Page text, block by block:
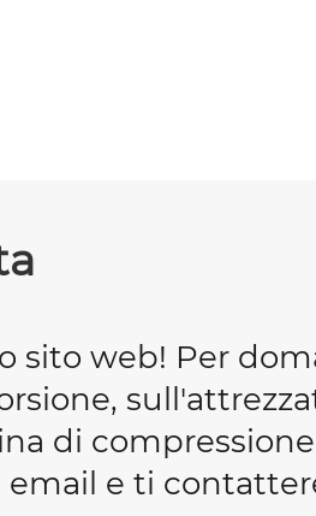
sito web! Per
di
email e ti